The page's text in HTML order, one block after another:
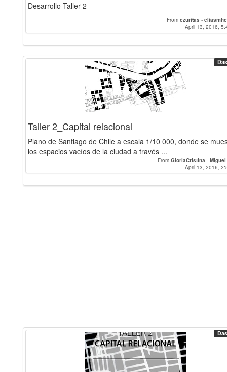
Desarrollo Taller 2
From czuritas -
April 13, 2016,
Taller 2_Capital relacional
Plano de Santiago de Chile a escala 1/10 000, donde se
los espacios vacíos de la ciudad a través ...
From GloriaCristina -
April 13, 2016,